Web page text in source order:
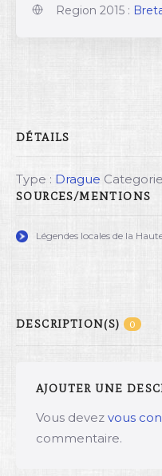
Region 2015 :
DÉTAILS
Type : Drague
SOURCES/MENTIONS
Légendes locales de la
DESCRIPTION(S) 0
AJOUTER UNE
Vous devez vous
commentaire.